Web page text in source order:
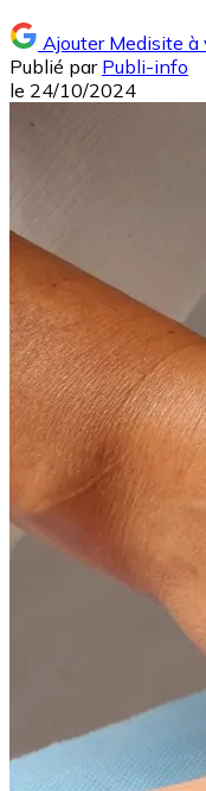
Ajouter Medisite à
Publié par Publi-info
le 24/10/2024